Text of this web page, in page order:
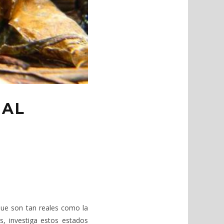
son tan reales como la
investiga estos estados